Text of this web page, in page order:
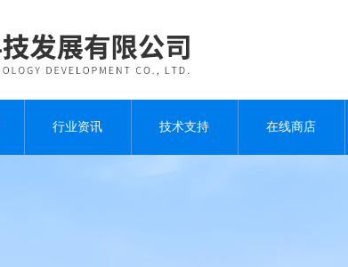
行业资讯 技术支持 在线商店